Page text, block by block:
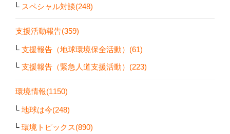
スペシャル対談(248)
支援活動報告(359)
支援報告（地球環境保全活動）(61)
支援報告（緊急人道支援活動）(223)
環境情報(1150)
地球は今(248)
環境トピックス(890)